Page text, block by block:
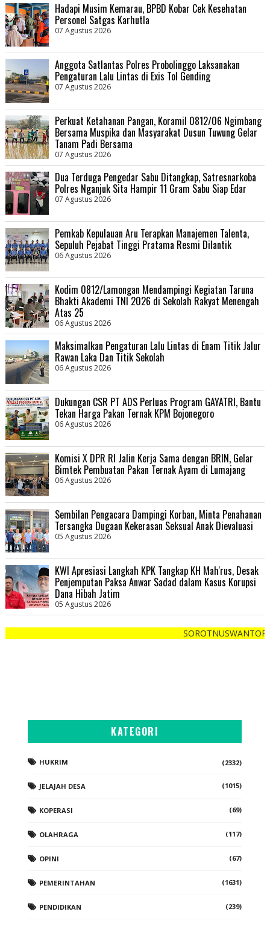
Hadapi Musim Kemarau, BPBD Kobar Cek Kesehatan
Personel Satgas Karhutla
07 Agustus 2026
Anggota Satlantas Polres Probolinggo Laksanakan
Pengaturan Lalu Lintas di Exis Tol Gending
07 Agustus 2026
Perkuat Ketahanan Pangan, Koramil 0812/06 Ngimbang
Bersama Muspika dan Masyarakat Dusun Tuwung Gelar
Tanam Padi Bersama
07 Agustus 2026
Dua Terduga Pengedar Sabu Ditangkap, Satresnarkoba
Polres Nganjuk Sita Hampir 11 Gram Sabu Siap Edar
07 Agustus 2026
Pemkab Kepulauan Aru Terapkan Manajemen Talenta,
Sepuluh Pejabat Tinggi Pratama Resmi Dilantik
06 Agustus 2026
Kodim 0812/Lamongan Mendampingi Kegiatan Taruna
Bhakti Akademi TNI 2026 di Sekolah Rakyat Menengah
Atas 25
06 Agustus 2026
Maksimalkan Pengaturan Lalu Lintas di Enam Titik Jalur
Rawan Laka Dan Titik Sekolah
06 Agustus 2026
Dukungan CSR PT ADS Perluas Program GAYATRI, Bantu
Tekan Harga Pakan Ternak KPM Bojonegoro
06 Agustus 2026
Komisi X DPR RI Jalin Kerja Sama dengan BRIN, Gelar
Bimtek Pembuatan Pakan Ternak Ayam di Lumajang
06 Agustus 2026
Sembilan Pengacara Dampingi Korban, Minta Penahanan
Tersangka Dugaan Kekerasan Seksual Anak Dievaluasi
05 Agustus 2026
KWI Apresiasi Langkah KPK Tangkap KH Mah'rus, Desak
Penjemputan Paksa Anwar Sadad dalam Kasus Korupsi
Dana Hibah Jatim
05 Agustus 2026
KATEGORI
HUKRIM (2332)
JELAJAH DESA (1015)
KOPERASI (69)
OLAHRAGA (117)
OPINI (67)
PEMERINTAHAN (1631)
PENDIDIKAN (239)